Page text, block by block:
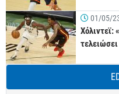
01/05/
Χόλιντεϊ: